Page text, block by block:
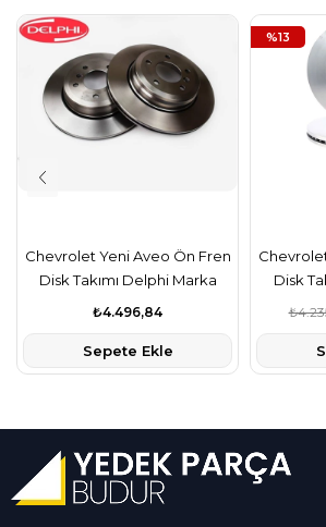
Chevrolet Yeni Aveo Ön Fren
Disk Takımı Delphi Marka
₺4.496,84
Sepete Ekle
Disk
%13